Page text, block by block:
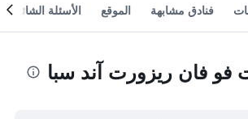
فنادق مشابهة الموقع الأسئلة الشائعة
فان ريزورت آند سبا